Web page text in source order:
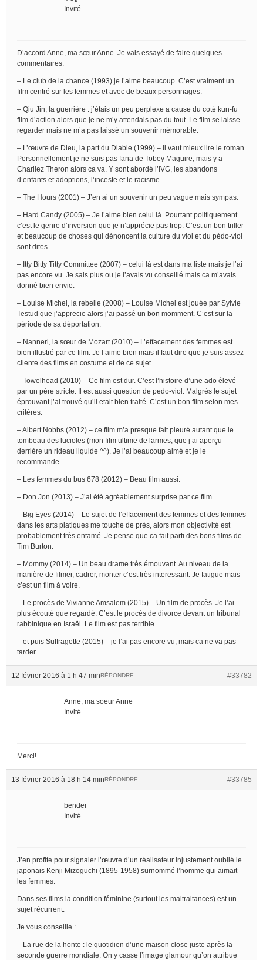
Invité
D’accord Anne, ma sœur Anne. Je vais essayé de faire quelques
commentaires.
– Le club de la chance (1993) je l’aime beaucoup. C’est vraiment un
film centré sur les femmes et avec de beaux personnages.
– Qiu Jin, la guerrière : j’étais un peu perplexe a cause du coté kun-fu
film d’action alors que je ne m’y attendais pas du tout. Le film se laisse
regarder mais ne m’a pas laissé un souvenir mémorable.
– L’œuvre de Dieu, la part du Diable (1999) – Il vaut mieux lire le roman.
Personnellement je ne suis pas fana de Tobey Maguire, mais y a
Charliez Theron alors ca va. Y sont abordé l’IVG, les abandons
d’enfants et adoptions, l’inceste et le racisme.
– The Hours (2001) – J’en ai un souvenir un peu vague mais sympas.
– Hard Candy (2005) – Je l’aime bien celui là. Pourtant politiquement
c’est le genre d’inversion que je n’apprécie pas trop. C’est un bon triller
et beaucoup de choses qui dénoncent la culture du viol et du pédo-viol
sont dites.
– Itty Bitty Titty Committee (2007) – celui là est dans ma liste mais je l’ai
pas encore vu. Je sais plus ou je l’avais vu conseillé mais ca m’avais
donné bien envie.
– Louise Michel, la rebelle (2008) – Louise Michel est jouée par Sylvie
Testud que j’apprecie alors j’ai passé un bon momment. C’est sur la
période de sa déportation.
– Nannerl, la sœur de Mozart (2010) – L’effacement des femmes est
bien illustré par ce film. Je l’aime bien mais il faut dire que je suis assez
cliente des films en costume et de ce sujet.
– Towelhead (2010) – Ce film est dur. C’est l’histoire d’une ado élevé
par un père stricte. Il est aussi question de pedo-viol. Malgrès le sujet
éprouvant j’ai trouvé qu’il etait bien traité. C’est un bon film selon mes
critères.
– Albert Nobbs (2012) – ce film m’a presque fait pleuré autant que le
tombeau des lucioles (mon film ultime de larmes, que j’ai aperçu
derrière un rideau liquide ^^). Je l’ai beaucoup aimé et je le
recommande.
– Les femmes du bus 678 (2012) – Beau film aussi.
– Don Jon (2013) – J’ai été agréablement surprise par ce film.
– Big Eyes (2014) – Le sujet de l’effacement des femmes et des femmes
dans les arts platiques me touche de près, alors mon objectivité est
probablement très entamé. Je pense que ca fait parti des bons films de
Tim Burton.
– Mommy (2014) – Un beau drame très émouvant. Au niveau de la
manière de filmer, cadrer, monter c’est très interessant. Je fatigue mais
c’est un film à voire.
– Le procès de Vivianne Amsalem (2015) – Un film de procès. Je l’ai
plus écouté que regardé. C’est le procès de divorce devant un tribunal
rabbinique en Israël. Le film est pas terrible.
– et puis Suffragette (2015) – je l’ai pas encore vu, mais ca ne va pas
tarder.
12 février 2016 à 1 h 47 min #33782
RÉPONDRE
Anne, ma soeur Anne
Invité
Merci!
13 février 2016 à 18 h 14 min #33785
RÉPONDRE
bender
Invité
J’en profite pour signaler l’œuvre d’un réalisateur injustement oublié le
japonais Kenji Mizoguchi (1895-1958) surnommé l’homme qui aimait
les femmes.
Dans ses films la condition féminine (surtout les maltraitances) est un
sujet récurrent.
Je vous conseille :
– La rue de la honte : le quotidien d’une maison close juste après la
seconde guerre mondiale. On y casse l’image glamour qu’on attribue